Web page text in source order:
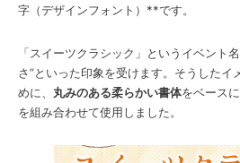
字（デザインフォント）**です。
「スイーツクラシック」というイベント
さ”といった印象を受けます。そうしたイ
めに、 丸みのある柔らかい書体をベースに
を組み合わせて使用しました。